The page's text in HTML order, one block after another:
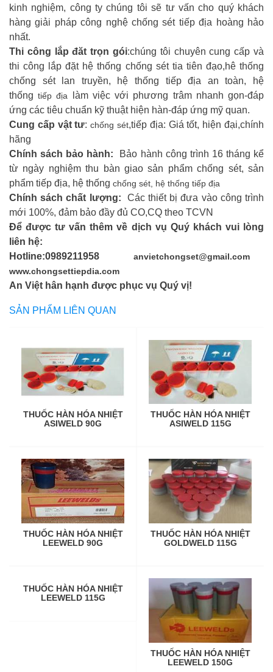
kinh nghiệm, công ty chúng tôi sẽ tư vấn cho quý khách
hàng giải pháp công nghệ chống sét tiếp địa hoàng hảo
nhất.
Thi công lắp đăt trọn gói:chúng tôi chuyên cung cấp và
thi công lắp đặt hệ thống chống sét tia tiên đạo,hê thống
chống sét lan truyền, hệ thống tiếp địa an toàn, hệ
thốngtiếp địa
làm việc với phương trâm nhanh gọn-đáp
ứng các tiêu chuẩn kỹ thuật hiện hàn-đáp ứng mỹ quan.
Cung cấp vật tư:chống sét,tiếp địa: Giá tốt, hiện đại,chính
hãng
Chính sách bảo hành:
Bảo hành công trình 16 tháng kể
từ ngày nghiệm thu bàn giao sản phẩm chống sét, sản
phẩm tiếp địa, hệ thống chống sét, hệ thống tiếp địa
Chính sách chất lượng:
Các thiết bị đưa vào công trình
mới 100%, đảm bảo đầy đủ CO,CQ theo TCVN
Để được tư vấn thêm về dịch vụ Quý khách vui lòng
liên hệ:
Hotline:0989211958 anvietchongset@gmail.com
www.chongsettiepdia.com
An Việt hân hạnh được phục vụ Quý vị!
SẢN PHẨM LIÊN QUAN
THUỐC HÀN HÓA NHIỆT
ASIWELD 90G
THUỐC HÀN HÓA NHIỆT
ASIWELD 115G
THUỐC HÀN HÓA NHIỆT
LEEWELD 90G
THUỐC HÀN HÓA NHIỆT
GOLDWELD 115G
THUỐC HÀN HÓA NHIỆT
LEEWELD 115G
THUỐC HÀN HÓA NHIỆT
LEEWELD 150G